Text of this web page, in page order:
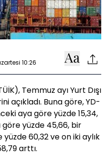
10:26
Temmuz ayı Yurt Dışı
açıkladı. Buna göre, YD-
aya göre yüzde 15,34,
göre yüzde 45,66, bir
yüzde 60,32 ve on iki aylık
arttı.